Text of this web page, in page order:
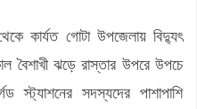
কার্যত গোটা উপজেলায় বিদ্যুৎ
বৈশাখী ঝড়ে রাস্তার উপরে উপচে
স্ট্যাশনের সদস্যদের পাশাপাশি